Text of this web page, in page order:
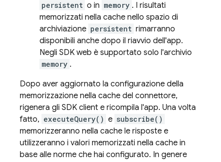
persistent o in memory . I risultati
memorizzati nella cache nello spazio di
archiviazione persistent rimarranno
disponibili anche dopo il riavvio dell'app.
Negli SDK web è supportato solo l'archivio
memory .
Dopo aver aggiornato la configurazione della
memorizzazione nella cache del connettore,
rigenera gli SDK client e ricompila l'app. Una volta
fatto, executeQuery() e subscribe()
memorizzeranno nella cache le risposte e
utilizzeranno i valori memorizzati nella cache in
base alle norme che hai configurato. In genere